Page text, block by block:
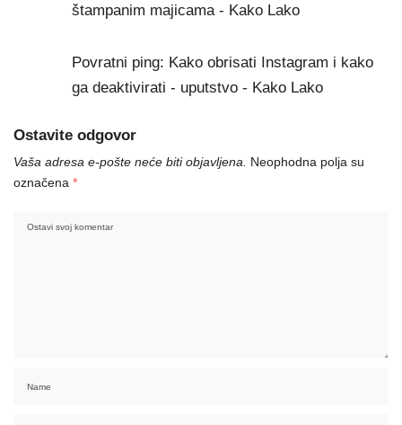
štampanim majicama - Kako Lako
Povratni ping: Kako obrisati Instagram i kako
ga deaktivirati - uputstvo - Kako Lako
Ostavite odgovor
Vaša adresa e-pošte neće biti objavljena.
Neophodna polja su
označena *